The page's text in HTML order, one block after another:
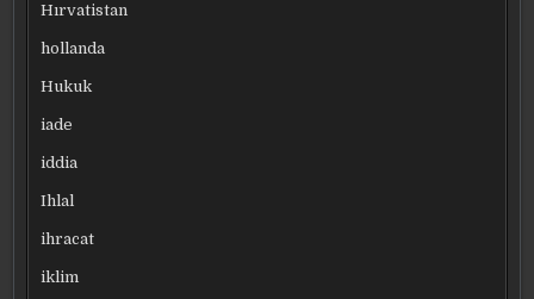
Hırvatistan
hollanda
Hukuk
iade
iddia
Ihlal
ihracat
iklim